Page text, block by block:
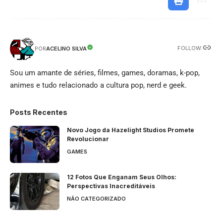
PORACELINO SILVA FOLLOW:
Sou um amante de séries, filmes, games, doramas, k-pop,
animes e tudo relacionado a cultura pop, nerd e geek.
Posts Recentes
Novo Jogo da Hazelight Studios Promete
Revolucionar
GAMES
12 Fotos Que Enganam Seus Olhos:
Perspectivas Inacreditáveis
NÃO CATEGORIZADO